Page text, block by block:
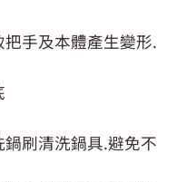
手及本體產生變形.
刷清洗鍋具.避免不